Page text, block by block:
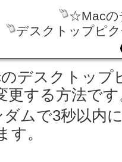
☆Macの
デスクトップピク
デスクトップ
更する方法です
ダムで3秒以内
す。